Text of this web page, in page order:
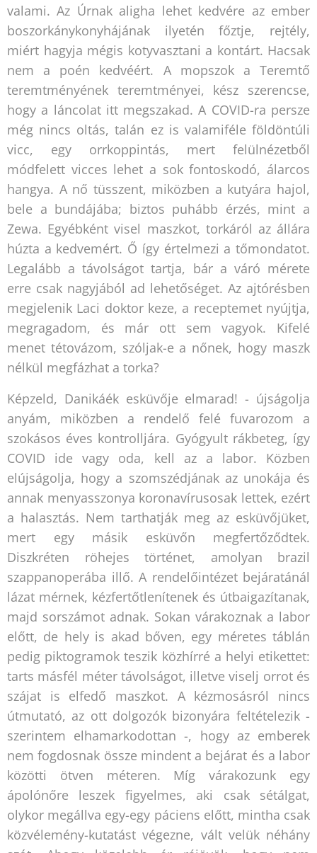
valami. Az Úrnak aligha lehet kedvére az ember
boszorkánykonyhájának ilyetén főztje, rejtély,
miért hagyja mégis kotyvasztani a kontárt. Hacsak
nem a poén kedvéért. A mopszok a Teremtő
teremtményének teremtményei, kész szerencse,
hogy a láncolat itt megszakad. A COVID-ra persze
még nincs oltás, talán ez is valamiféle földöntúli
vicc, egy orrkoppintás, mert felülnézetből
módfelett vicces lehet a sok fontoskodó, álarcos
hangya. A nő tüsszent, miközben a kutyára hajol,
bele a bundájába; biztos puhább érzés, mint a
Zewa. Egyébként visel maszkot, torkáról az állára
húzta a kedvemért. Ő így értelmezi a tőmondatot.
Legalább a távolságot tartja, bár a váró mérete
erre csak nagyjából ad lehetőséget. Az ajtórésben
megjelenik Laci doktor keze, a receptemet nyújtja,
megragadom, és már ott sem vagyok. Kifelé
menet tétovázom, szóljak-e a nőnek, hogy maszk
nélkül megfázhat a torka?
Képzeld, Danikáék esküvője elmarad! - újságolja
anyám, miközben a rendelő felé fuvarozom a
szokásos éves kontrolljára. Gyógyult rákbeteg, így
COVID ide vagy oda, kell az a labor. Közben
elújságolja, hogy a szomszédjának az unokája és
annak menyasszonya koronavírusosak lettek, ezért
a halasztás. Nem tarthatják meg az esküvőjüket,
mert egy másik esküvőn megfertőződtek.
Diszkréten röhejes történet, amolyan brazil
szappanoperába illő. A rendelőintézet bejáratánál
lázat mérnek, kézfertőtlenítenek és útbaigazítanak,
majd sorszámot adnak. Sokan várakoznak a labor
előtt, de hely is akad bőven, egy méretes táblán
pedig piktogramok teszik közhírré a helyi etikettet:
tarts másfél méter távolságot, illetve viselj orrot és
szájat is elfedő maszkot. A kézmosásról nincs
útmutató, az ott dolgozók bizonyára feltételezik -
szerintem elhamarkodottan -, hogy az emberek
nem fogdosnak össze mindent a bejárat és a labor
közötti ötven méteren. Míg várakozunk egy
ápolónőre leszek figyelmes, aki csak sétálgat,
olykor megállva egy-egy páciens előtt, mintha csak
közvélemény-kutatást végezne, vált velük néhány